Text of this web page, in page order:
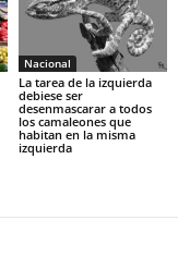
Nacional
La tarea de la izquierda
debiese ser
desenmascarar a todos
los camaleones que
habitan en la misma
izquierda